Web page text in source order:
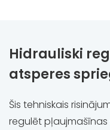
Hidrauliski
atsperes
Šis tehniskais
regulēt pļaujmašīnas